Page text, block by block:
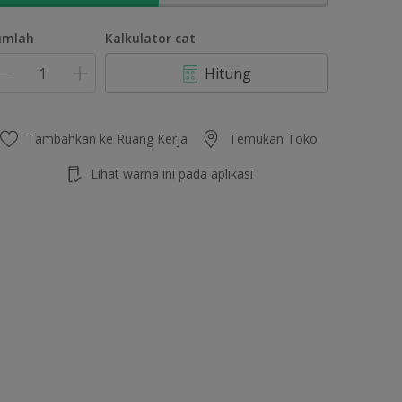
Kalkulator cat
Hitung
Tambahkan ke Ruang Kerja Temukan Toko
Lihat warna ini pada aplikasi